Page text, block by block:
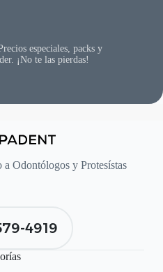
especiales, packs y
¡No te las pierdas!
a Odontólogos y Protesístas
4919